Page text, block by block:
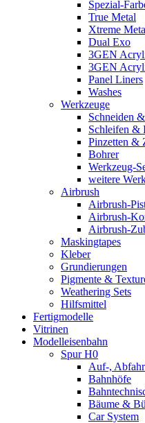
Spezial-
True Metal
Xtreme
Dual Exo
3GEN
3GEN
Panel Liners
Washes
Werkzeuge
Schneiden
Schleifen &
Pinzetten &
Bohrer
Werkzeug-
weitere
Airbrush
Airbrush-
Airbrush-
Airbrush-
Maskingtapes
Kleber
Grundierungen
Pigmente &
Weathering Sets
Hilfsmittel
Fertigmodelle
Vitrinen
Modelleisenbahn
Spur H0
Auf-,
Bahnhöfe
Bäume &
Car System